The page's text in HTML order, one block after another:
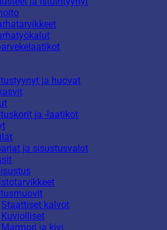
ja huovat
ja -laatikot
ja sisustusvalot
Staattiset kalvot
Kuviolliset
Marmori ja kivi